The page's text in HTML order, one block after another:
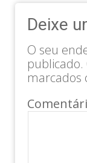
Deixe
O seu
publicado.
marcados